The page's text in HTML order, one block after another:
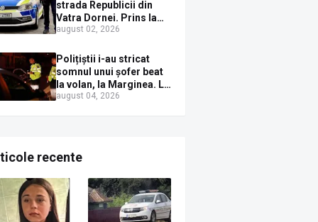
strada Republicii din
Vatra Dornei. Prins la
volan cu mașina
plină zi
august 02, 2026
Polițiștii i-au stricat
somnul unui șofer beat
la volan, la Marginea. L-
au trezit instant cu un
august 04, 2026
recente